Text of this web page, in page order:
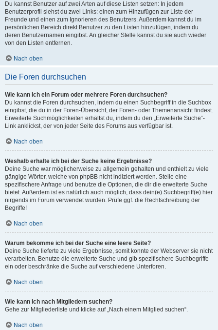
Du kannst Benutzer auf zwei Arten auf diese Listen setzen: In jedem
Benutzerprofil siehst du zwei Links: einen zum Hinzufügen zur Liste der
Freunde und einen zum Ignorieren des Benutzers. Außerdem kannst du im
persönlichen Bereich direkt Benutzer zu den Listen hinzufügen, indem du
deren Benutzernamen eingibst. An gleicher Stelle kannst du sie auch wieder
von den Listen entfernen.
Nach oben
Die Foren durchsuchen
Wie kann ich ein Forum oder mehrere Foren durchsuchen?
Du kannst die Foren durchsuchen, indem du einen Suchbegriff in die Suchbox
eingibst, die du in der Foren-Übersicht, der Foren- oder Themenansicht findest.
Erweiterte Suchmöglichkeiten erhältst du, indem du den „Erweiterte Suche“-
Link anklickst, der von jeder Seite des Forums aus verfügbar ist.
Nach oben
Weshalb erhalte ich bei der Suche keine Ergebnisse?
Deine Suche war möglicherweise zu allgemein gehalten und enthielt zu viele
gängige Wörter, welche von phpBB nicht indiziert werden. Stelle eine
spezifischere Anfrage und benutze die Optionen, die dir die erweiterte Suche
bietet. Außerdem ist es natürlich auch möglich, dass dein(e) Suchbegriff(e) hier
nirgends im Forum verwendet wurden. Prüfe ggf. die Rechtschreibung der
Begriffe!
Nach oben
Warum bekomme ich bei der Suche eine leere Seite?
Deine Suche lieferte zu viele Ergebnisse, somit konnte der Webserver sie nicht
verarbeiten. Benutze die erweiterte Suche und gib spezifischere Suchbegriffe
ein oder beschränke die Suche auf verschiedene Unterforen.
Nach oben
Wie kann ich nach Mitgliedern suchen?
Gehe zur Mitgliederliste und klicke auf „Nach einem Mitglied suchen“.
Nach oben